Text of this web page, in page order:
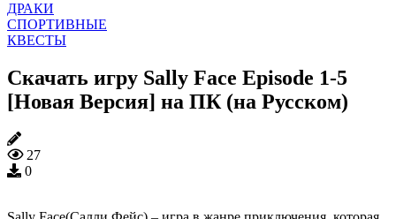
ДРАКИ
СПОРТИВНЫЕ
КВЕСТЫ
Скачать игру Sally Face Episode 1-5
[Новая Версия] на ПК (на Русском)
27
0